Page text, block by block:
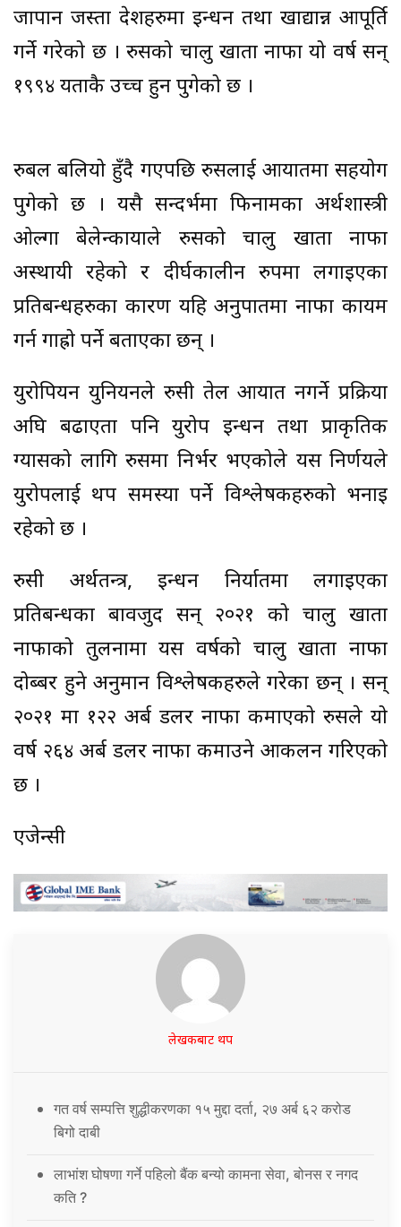
जापान जस्ता देशहरुमा इन्धन तथा खाद्यान्न आपूर्ति
गर्ने गरेको छ । रुसको चालु खाता नाफा यो वर्ष सन्
१९९४ यताकै उच्च हुन पुगेको छ ।
रुबल बलियो हुँदै गएपछि रुसलाई आयातमा सहयोग
पुगेको छ । यसै सन्दर्भमा फिनामका अर्थशास्त्री
ओल्गा बेलेन्कायाले रुसको चालु खाता नाफा
अस्थायी रहेको र दीर्घकालीन रुपमा लगाइएका
प्रतिबन्धहरुका कारण यहि अनुपातमा नाफा कायम
गर्न गाह्रो पर्ने बताएका छन् ।
युरोपियन युनियनले रुसी तेल आयात नगर्ने प्रक्रिया
अघि बढाएता पनि युरोप इन्धन तथा प्राकृतिक
ग्यासको लागि रुसमा निर्भर भएकोले यस निर्णयले
युरोपलाई थप समस्या पर्ने विश्लेषकहरुको भनाइ
रहेको छ ।
रुसी अर्थतन्त्र, इन्धन निर्यातमा लगाइएका
प्रतिबन्धका बावजुद सन् २०२१ को चालु खाता
नाफाको तुलनामा यस वर्षको चालु खाता नाफा
दोब्बर हुने अनुमान विश्लेषकहरुले गरेका छन् । सन्
२०२१ मा १२२ अर्ब डलर नाफा कमाएको रुसले यो
वर्ष २६४ अर्ब डलर नाफा कमाउने आकलन गरिएको
छ ।
एजेन्सी
लेखकबाट थप
गत वर्ष सम्पत्ति शुद्धीकरणका १५ मुद्दा दर्ता, २७ अर्ब ६२ करोड
बिगो दाबी
लाभांश घोषणा गर्ने पहिलो बैंक बन्यो कामना सेवा, बोनस र नगद
कति ?